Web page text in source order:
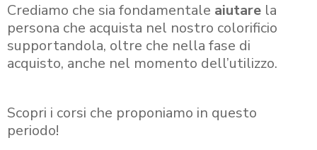
Crediamo che sia fondamentale aiutare la
persona che acquista nel nostro colorificio
supportandola, oltre che nella fase di
acquisto, anche nel momento dell’utilizzo.
Scopri i corsi che proponiamo in questo
periodo!